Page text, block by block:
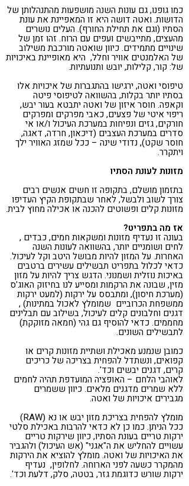
כמו גופנו, גם עונות השנה מושפעות מהתנהלותן של
הדושות. ואטה דושה היא זו המאפיינת את עונת
הסתיו (וגם את תחילת החורף). העלים נושרים
מהעצים, מתייבשים ועפים עם הרוח. זהו זמן של
שינויים מתמידים. כיוון שואטה מורכבת משילוב
של האלמנטים אוויר וחלל, היא מאופיינת באיכויות
של: קור, קלילות, יובש ותנועתיות.
טיפוסי ואטה, ירגישו בהתגברות של איכויות אלו
בסתיו יותר בקלות, בהשוואה לטיפוסי פיטה
וקאפה. חוסר איזון של ואטה יתבטא בעור יבש,
ריפוי איטי של פצעים, כאבי מפרקים ומפרקים
חורקים, גזים ונפיחות במערכת העיכול ו/או אי
סדרים במערכת העצבים (דיכאון, חרדה, דאגה,
חוסר שקט), נדודי שינה – ככל שמזג האוויר ילך
ויתקרר.
מזונות לעונת הסתיו
בתזמון מושלם, בתקופה זו חשים אנשים רבים
צורך לשוב ולבשל, לאחר שבתקופת הקיץ העדיפו
מזונות קלים ופשוטים להכנה או אכילה מחוץ לבית.
אז מה בתפריט?
בעונה זו נעדיף מזונות ומשקאות חמים, כבדים ,
לחים ושומניים יותר, בהשוואה לעונות השנה
האחרות. על המזון להיות מבושל היטב וקל לעיכול.
כדאי לכלול בתפריט תבשילים עשירים ברטבים
באיכות נוזלית ושמנוני. הדגש צריך להיות על מזון
מזין, שבונה את הרקמות ומסייע לנו בחיזוק האוג'ס
(מערכת חיסון), ומתבסס על ירקות (למעט ירקות
ממשפחת הכרוביים שמומלץ לאכול במתינות) ,
דגנים וחלבונים קלים לעיכול, בשילוב עם תבלינים
מחממים. כדאי להוסיף גם גהי (חמאה מזוקקת)
לתבשילים השונים.
כמובן שנמנע מאכילת ושתיית מזונות קרים או
קפואים, ונשתדל להפחית בצריכה של כריכים
קרים, דגנים יבשים וכד'.
לאוהבי הלחם – האופציה המועדפת תהיה לחמים
ללא שמרים מדגנים מלאים. כיוון ששמרים
מגבירים איכויות של ואטה.
מומלץ להפחית בצריכת מזון יבש או נא (RAW)
ככל הניתן. כמו כן לא כדאי להרבות באכילת סלטי
ירקות טריים בעונת הסתיו, כיוון שירקות טריים
עשויים להחליש את ה"אגני" (אש העיכול) ולהגביר
את האיכויות של ואטה. מומלץ להוציא את הירקות
מהמקרר כשעה לפני הארוחה. לחלופין, נעדיף
ירקות שורש כדוגמת גזר, בטטה, סלק, דלעת וכד'.